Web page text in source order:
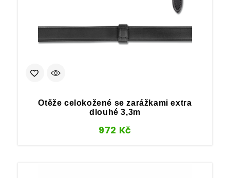
Otěže celokožené se zarážkami extra
dlouhé 3,3m
972 Kč